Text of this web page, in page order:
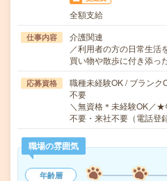
全額支給
仕事内容
介護関連
／利用者の方の日常生
買い物や散歩に付き添
応募資格
職種未経験OK / ブランク
不要
＼無資格＊未経験OK／
不要・来社不要（電話
職場の雰囲気
年齢層